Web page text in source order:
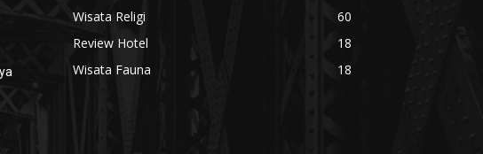
Wisata Religi
60
Review Hotel
18
Wisata Fauna
18